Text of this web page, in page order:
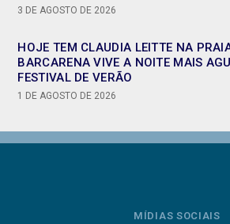
3 DE AGOSTO DE 2026
HOJE TEM CLAUDIA LEITTE NA
BARCARENA VIVE A NOITE MAIS
FESTIVAL DE VERÃO
1 DE AGOSTO DE 2026
MÍDIAS SOCIAIS